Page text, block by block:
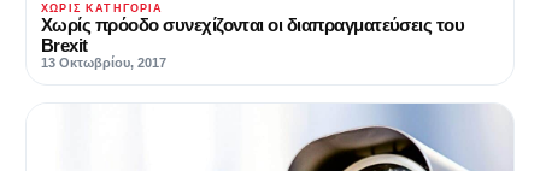
ΧΩΡΊΣ ΚΑΤΗΓΟΡΊΑ
Χωρίς πρόοδο συνεχίζονται οι διαπραγματεύσεις του
Βrexit
13 Οκτωβρίου, 2017